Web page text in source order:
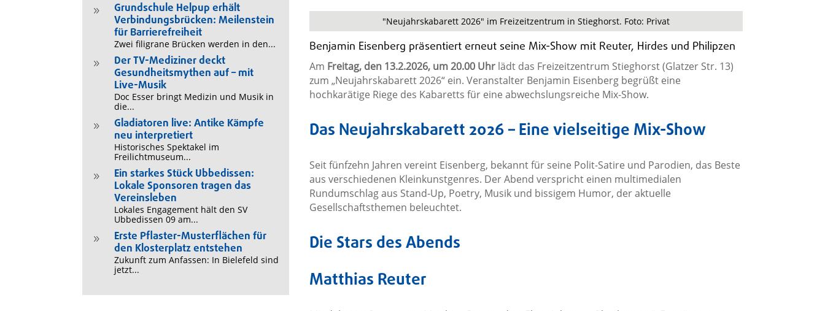
9
Grundschule Helpup erhält
Verbindungsbrücken: Meilenstein
für Barrierefreiheit
Zwei filigrane Brücken werden in den...
9
Der TV-Mediziner deckt
Gesundheitsmythen auf – mit
Live-Musik
Doc Esser bringt Medizin und Musik in
die...
9
Gladiatoren live: Antike Kämpfe
neu interpretiert
Historisches Spektakel im
Freilichtmuseum...
9
Ein starkes Stück Ubbedissen:
Lokale Sponsoren tragen das
Vereinsleben
Lokales Engagement hält den SV
Ubbedissen 09 am...
9
Erste Pflaster-Musterflächen für
den Klosterplatz entstehen
Zukunft zum Anfassen: In Bielefeld sind
jetzt...
"Neujahrskabarett 2026" im Freizeitzentrum in Stieghorst. Foto: Privat
Benjamin Eisenberg präsentiert erneut seine Mix-Show mit Reuter, Hirdes und Philipzen
Am Freitag, den 13.2.2026, um 20.00 Uhrlädt das Freizeitzentrum Stieghorst (Glatzer Str. 13)
zum „Neujahrskabarett 2026“ ein. Veranstalter Benjamin Eisenberg begrüßt eine
hochkarätige Riege des Kabaretts für eine abwechslungsreiche Mix-Show.
Das Neujahrskabarett 2026 – Eine vielseitige Mix-Show
Seit fünfzehn Jahren vereint Eisenberg, bekannt für seine Polit-Satire und Parodien, das Beste
aus verschiedenen Kleinkunstgenres. Der Abend verspricht einen multimedialen
Rundumschlag aus Stand-Up, Poetry, Musik und bissigem Humor, der aktuelle
Gesellschaftsthemen beleuchtet.
Die Stars des Abends
Matthias Reuter